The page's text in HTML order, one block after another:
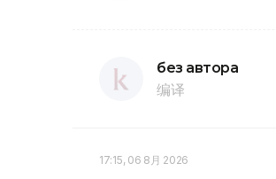
без автора
编译
17:15, 06 8月 2026